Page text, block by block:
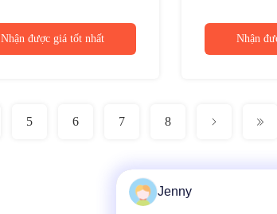
Nhận được giá tốt nhất Nhận
5 6 7 8
Jenny